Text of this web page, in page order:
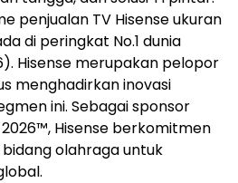
penjualan TV Hisense ukuran
di peringkat No.1 dunia
Hisense merupakan pelopor
menghadirkan inovasi
ini. Sebagai sponsor
Hisense berkomitmen
olahraga untuk